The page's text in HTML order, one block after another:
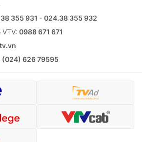
mọi hình thức nếu không có sự chấp
Ghi rõ nguồn VTV.vn khi phát hành lại
này.
355 931 - 024.38 355 932
0988 671 671
(024) 626 79595